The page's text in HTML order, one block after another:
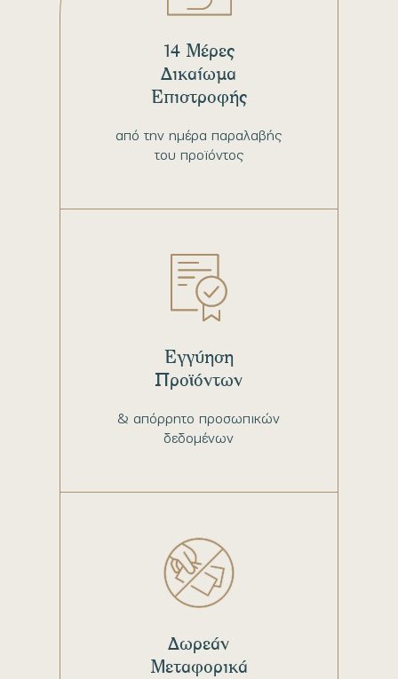
από την ημέρα παραλαβής
του προϊόντος
14 Μέρες
Δικαίωμα
Επιστροφής
& απόρρητο προσωπικών
δεδομένων
Εγγύηση
Προϊόντων
Δωρεάν
Μεταφορικά